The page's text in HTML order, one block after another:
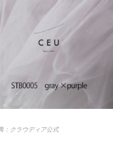
：クラウディア公式